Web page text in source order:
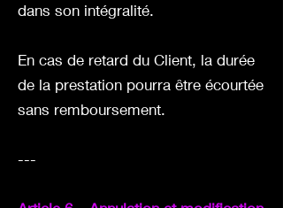
dans son intégralité.
En cas de retard du Client, la durée
de la prestation pourra être écourtée
sans remboursement.
---